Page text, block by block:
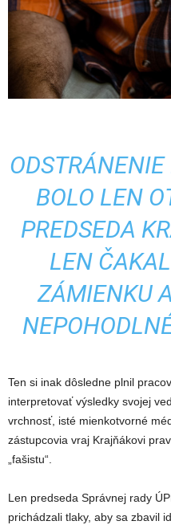
BOLO LEN
PREDSEDA
LEN
ZÁMIENKU
Ten si inak dôsledne plnil
interpretovať výsledky svojej
vrchnosť, isté mienkotvorné
zástupcovia vraj Krajňákovi
„fašistu“.
Len predseda Správnej rady
prichádzali tlaky, aby sa zbavil